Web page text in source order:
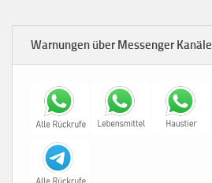
Warnungen über Messenger Kanäle